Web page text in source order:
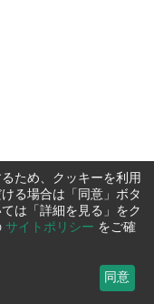
ため、クッキーを利用
る場合は「同意」ボタ
は「詳細を見る」をク
サイトポリシー をご確
同意